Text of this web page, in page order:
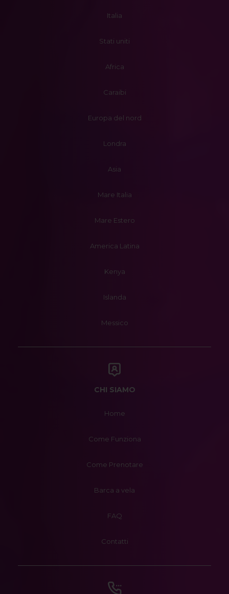
Italia
Stati uniti
Africa
Caraibi
Europa del nord
Londra
Asia
Mare Italia
Mare Estero
America Latina
Kenya
Islanda
Messico
CHI SIAMO
Home
Come Funziona
Come Prenotare
Barca a vela
FAQ
Contatti